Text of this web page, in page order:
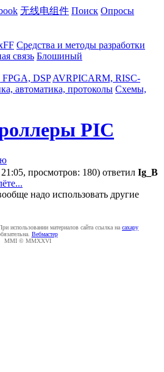
无线电组件 Поиск Опросы
Средства и методы разработки
связь Блошиный
DSP AVRPICARM, RISC-
автоматика, протоколы Схемы,
PIC
просмотров: 180) ответил Ig_B
надо использовать другие
использовании материалов сайта ссылка на caxapу
Вебмастер
MMI © MMXXVI